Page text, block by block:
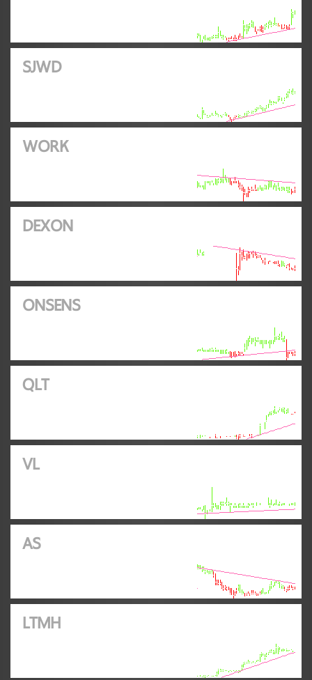
SJWD
WORK
DEXON
ONSENS
QLT
VL
AS
LTMH